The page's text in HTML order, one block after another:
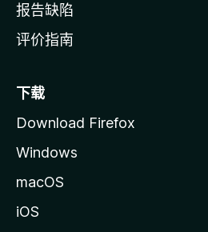
报告缺陷
评价指南
下载
Download Firefox
Windows
macOS
iOS